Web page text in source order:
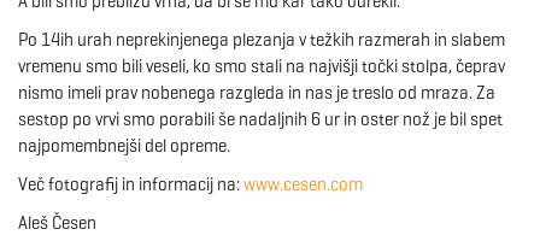
Po 14ih urah neprekinjenega plezanja v težkih razmerah in slabem
vremenu smo bili veseli, ko smo stali na najvišji točki stolpa, čeprav
nismo imeli prav nobenega razgleda in nas je treslo od mraza. Za
sestop po vrvi smo porabili še nadaljnih 6 ur in oster nož je bil spet
najpomembnejši del opreme.
Več fotografij in informacij na:www.cesen.com
Aleš Česen